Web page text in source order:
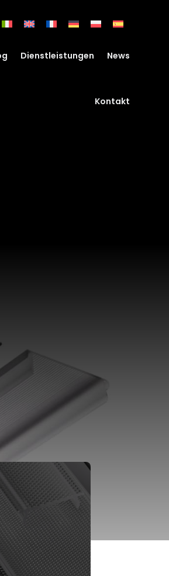
Dienstleistungen News
Kontakt